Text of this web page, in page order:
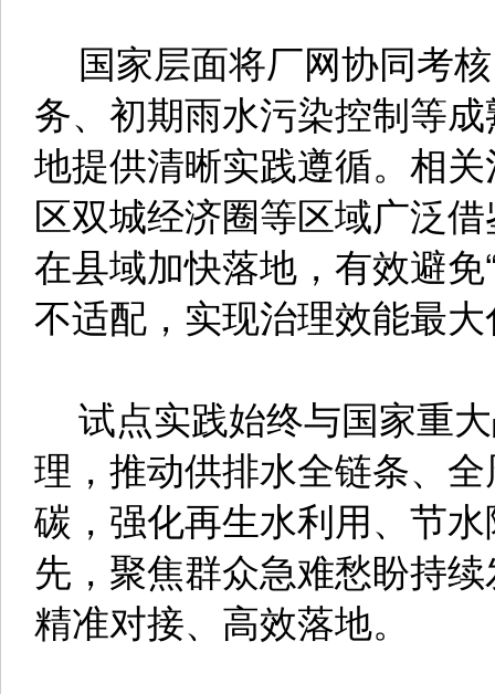
国家层面将厂网协同考
务、初期雨水污染控制等
地提供清晰实践遵循。相
区双城经济圈等区域广泛
在县域加快落地，有效避
不适配，实现治理效能最
试点实践始终与国家重
理，推动供排水全链条、
碳，强化再生水利用、节
先，聚焦群众急难愁盼持
精准对接、高效落地。